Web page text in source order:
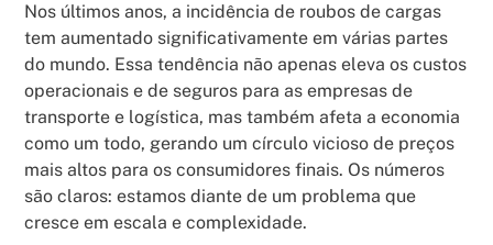
Nos últimos anos, a incidência de roubos de cargas
tem aumentado significativamente em várias partes
do mundo. Essa tendência não apenas eleva os custos
operacionais e de seguros para as empresas de
transporte e logística, mas também afeta a economia
como um todo, gerando um círculo vicioso de preços
mais altos para os consumidores finais. Os números
são claros: estamos diante de um problema que
cresce em escala e complexidade.